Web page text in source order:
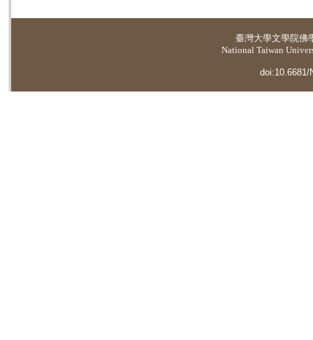
臺灣大學文學院佛
National Taiwan
doi:10.6681/